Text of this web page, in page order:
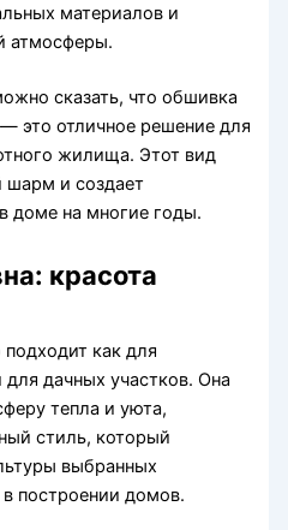
материалов и
атмосферы.
сказать, что обшивка
это отличное решение для
жилища. Этот вид
шарм и создает
доме на многие годы.
красота
как для
дачных участков. Она
тепла и уюта,
стиль, который
выбранных
построении домов.